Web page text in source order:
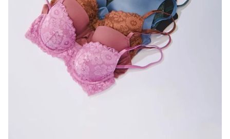
klantenservice